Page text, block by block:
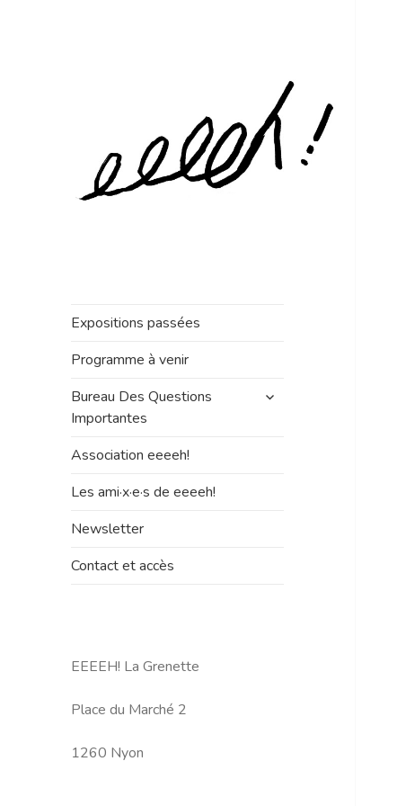
Expositions passées
Programme à venir
Bureau Des Questions
Importantes
ouvrir
Association eeeeh!
Les ami·x·e·s de eeeeh!
Newsletter
Contact et accès
EEEEH! La Grenette
Place du Marché 2
1260 Nyon